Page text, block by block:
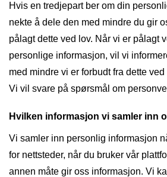
Hvis en tredjepart ber om din
nekte å dele den med mindre du gir
pålagt dette ved lov. Når vi er pålagt
personlige informasjon, vil vi
med mindre vi er forbudt fra dette ved
Vi vil svare på spørsmål om
Hvilken informasjon vi samler inn
Vi samler inn personlig informasjon
for nettsteder, når du bruker vår
annen måte gir oss informasjon. Vi